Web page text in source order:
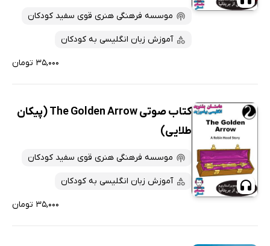
موسسه فرهنگی هنری قوی سفید کودکان
آموزش زبان انگلیسی به کودکان
۳۵,۰۰۰ تومان
کتاب صوتی The Golden Arrow (پیکان
طلایی)
موسسه فرهنگی هنری قوی سفید کودکان
آموزش زبان انگلیسی به کودکان
۳۵,۰۰۰ تومان